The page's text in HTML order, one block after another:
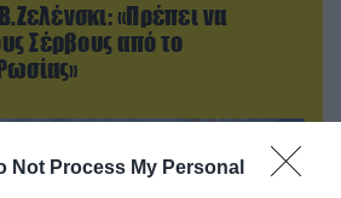
Not Process My Personal
«Πρέπει να
Σέρβους από το